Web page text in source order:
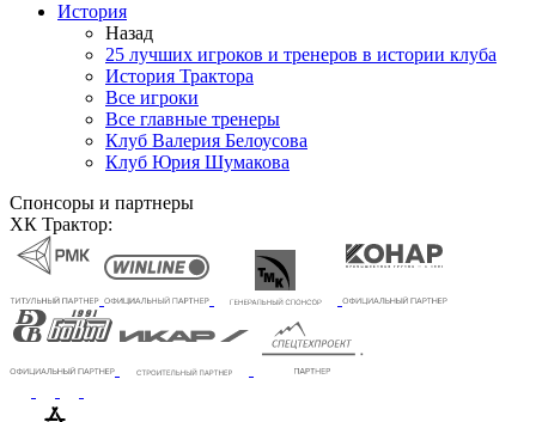
История
Назад
25 лучших игроков и тренеров в истории клуба
История Трактора
Все игроки
Все главные тренеры
Клуб Валерия Белоусова
Клуб Юрия Шумакова
Спонсоры и партнеры
ХК Трактор: